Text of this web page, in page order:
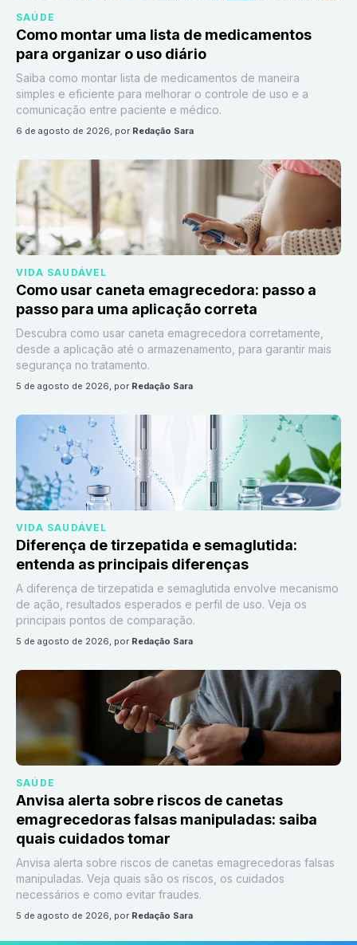
SAÚDE
Como montar uma lista de medicamentos
para organizar o uso diário
Saiba como montar lista de medicamentos de maneira
simples e eficiente para melhorar o controle de uso e a
comunicação entre paciente e médico.
6 de agosto de 2026, por Redação Sara
VIDA SAUDÁVEL
Como usar caneta emagrecedora: passo a
passo para uma aplicação correta
Descubra como usar caneta emagrecedora corretamente,
desde a aplicação até o armazenamento, para garantir mais
segurança no tratamento.
5 de agosto de 2026, por Redação Sara
VIDA SAUDÁVEL
Diferença de tirzepatida e semaglutida:
entenda as principais diferenças
A diferença de tirzepatida e semaglutida envolve mecanismo
de ação, resultados esperados e perfil de uso. Veja os
principais pontos de comparação.
5 de agosto de 2026, por Redação Sara
SAÚDE
Anvisa alerta sobre riscos de canetas
emagrecedoras falsas manipuladas: saiba
quais cuidados tomar
Anvisa alerta sobre riscos de canetas emagrecedoras falsas
manipuladas. Veja quais são os riscos, os cuidados
necessários e como evitar fraudes.
5 de agosto de 2026, por Redação Sara